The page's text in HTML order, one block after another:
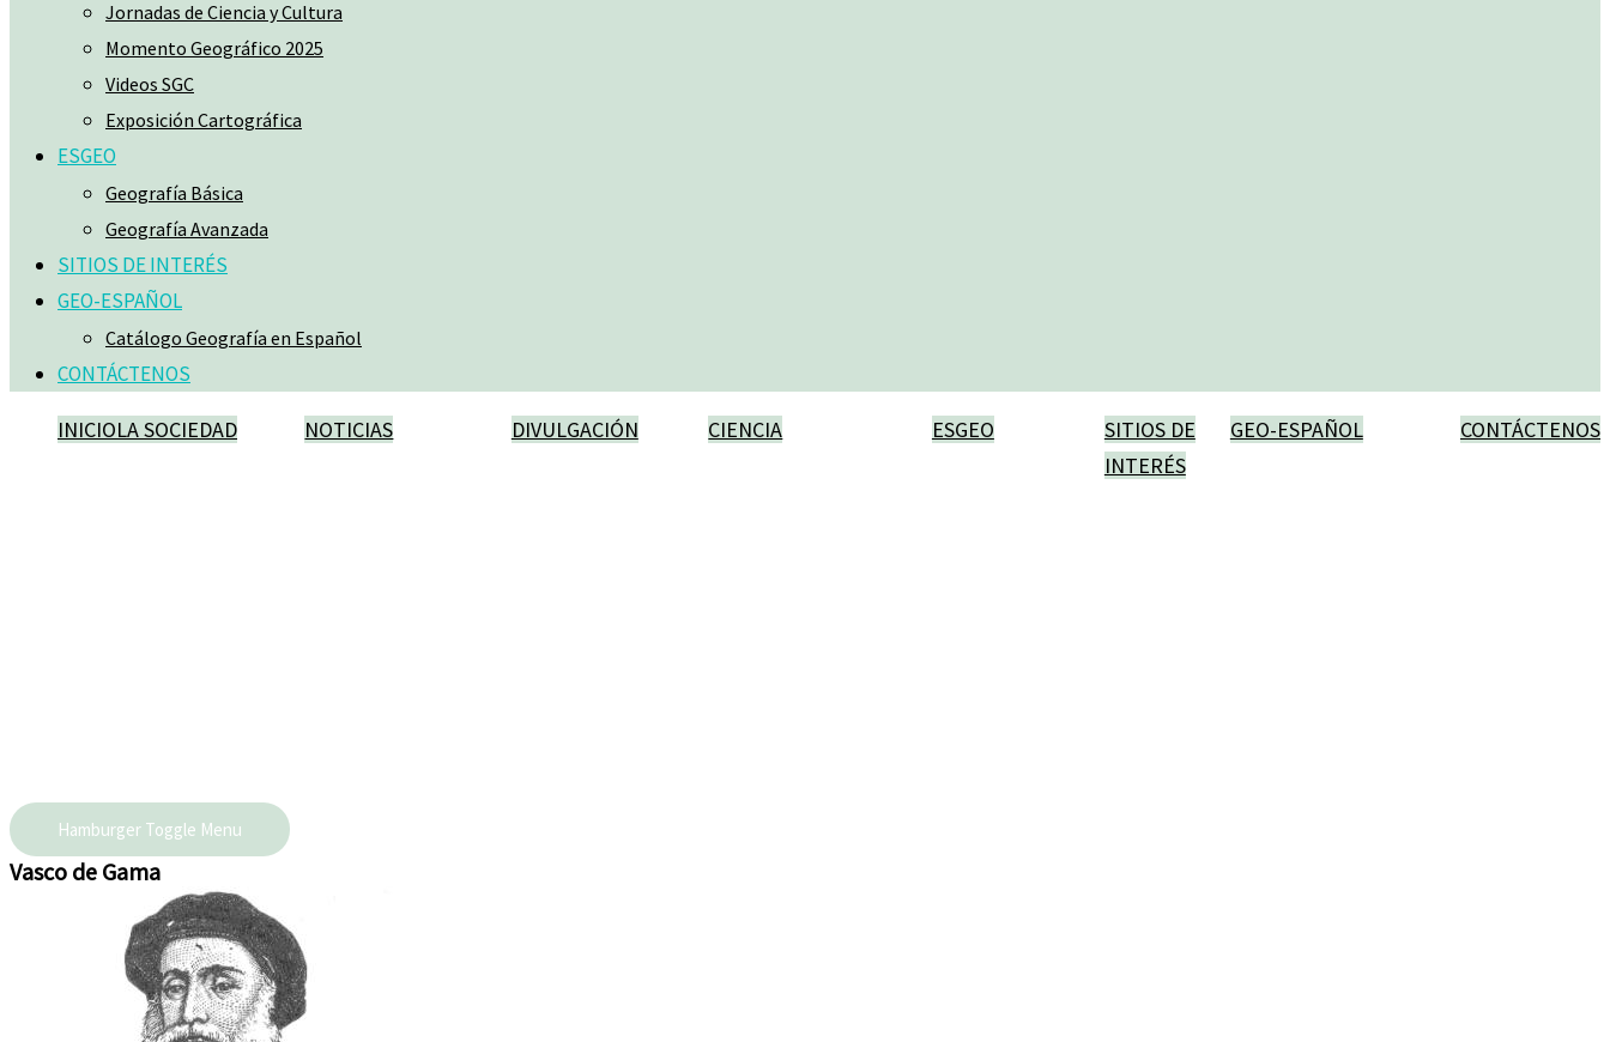
Jornadas de Ciencia y Cultura
Momento Geográfico 2025
Videos SGC
Exposición Cartográfica
ESGEO
Geografía Básica
Geografía Avanzada
SITIOS DE INTERÉS
GEO-ESPAÑOL
Catálogo Geografía en Español
CONTÁCTENOS
INICIOLA SOCIEDAD NOTICIAS DIVULGACIÓN CIENCIA ESGEO
SITIOS DE
INTERÉS
GEO-ESPAÑOL CONTÁCTENOS
Hamburger Toggle Menu
Vasco de Gama